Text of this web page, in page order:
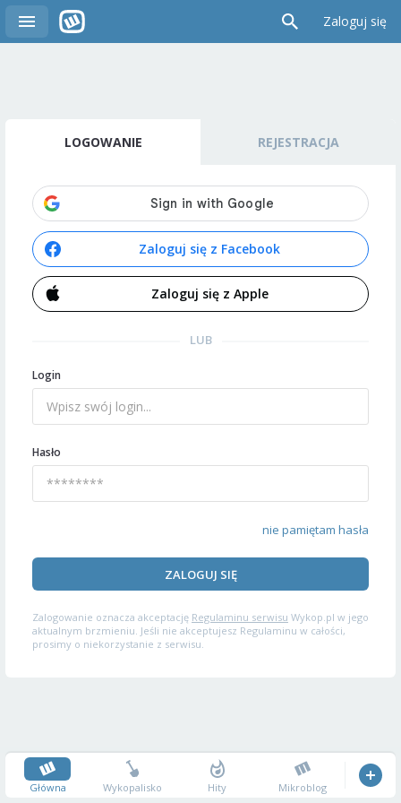
Zaloguj się
LOGOWANIE REJESTRACJA
Zaloguj się z Facebook
Zaloguj się z Apple
LUB
Login
Hasło
nie pamiętam hasła
ZALOGUJ SIĘ
Zalogowanie oznacza akceptację Regulaminu serwisu Wykop.pl w jego
aktualnym brzmieniu. Jeśli nie akceptujesz Regulaminu w całości,
prosimy o niekorzystanie z serwisu.
Główna Wykopalisko Hity Mikroblog